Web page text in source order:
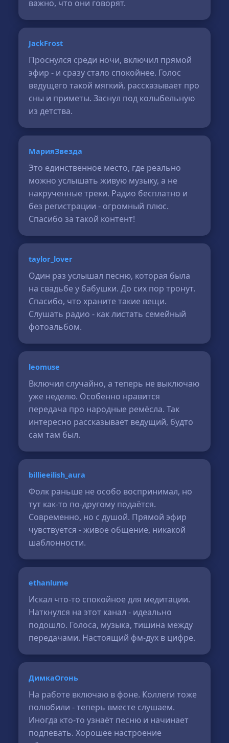
важно, что они говорят.
JackFrost
Проснулся среди ночи, включил прямой
эфир - и сразу стало спокойнее. Голос
ведущего такой мягкий, рассказывает про
сны и приметы. Заснул под колыбельную
из детства.
МарияЗвезда
Это единственное место, где реально
можно услышать живую музыку, а не
накрученные треки. Радио бесплатно и
без регистрации - огромный плюс.
Спасибо за такой контент!
taylor_lover
Один раз услышал песню, которая была
на свадьбе у бабушки. До сих пор тронут.
Спасибо, что храните такие вещи.
Слушать радио - как листать семейный
фотоальбом.
leomuse
Включил случайно, а теперь не выключаю
уже неделю. Особенно нравится
передача про народные ремёсла. Так
интересно рассказывает ведущий, будто
сам там был.
billieeilish_aura
Фолк раньше не особо воспринимал, но
тут как-то по-другому подаётся.
Современно, но с душой. Прямой эфир
чувствуется - живое общение, никакой
шаблонности.
ethanlume
Искал что-то спокойное для медитации.
Наткнулся на этот канал - идеально
подошло. Голоса, музыка, тишина между
передачами. Настоящий фм-дух в цифре.
ДимкаОгонь
На работе включаю в фоне. Коллеги тоже
полюбили - теперь вместе слушаем.
Иногда кто-то узнаёт песню и начинает
подпевать. Хорошее настроение